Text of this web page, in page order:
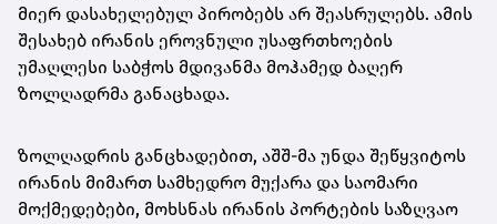
მიერ დასახელებულ პირობებს არ შეასრულებს. ამის
შესახებ ირანის ეროვნული უსაფრთხოების
უმაღლესი საბჭოს მდივანმა მოჰამედ ბაღერ
ზოლღადრმა განაცხადა.
ზოლღადრის განცხადებით, აშშ-მა უნდა შეწყვიტოს
ირანის მიმართ სამხედრო მუქარა და საომარი
მოქმედებები, მოხსნას ირანის პორტების საზღვაო